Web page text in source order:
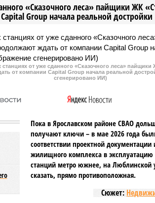
«Сказочного леса» пайщики ЖК
Group начала реальной достройки
станциях от уже сданного «Сказочного леса»
от компании Capital Group начала реальной
сгенерировано ИИ)
Пока в Ярославском районе СВАО
получают ключи – в мае 2026 года
соответствии проектной
жилищного комплекса в эксплуатацию
станций метро южнее, на Люблинской
сказать, прямо противоположная.
Сюжет: